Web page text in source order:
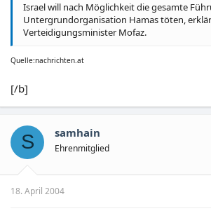
Israel will nach Möglichkeit die gesamte
Untergrundorganisation Hamas töten,
Verteidigungsminister Mofaz.
Quelle:nachrichten.at
[/b]
S samhain
Ehrenmitglied
18. April 2004